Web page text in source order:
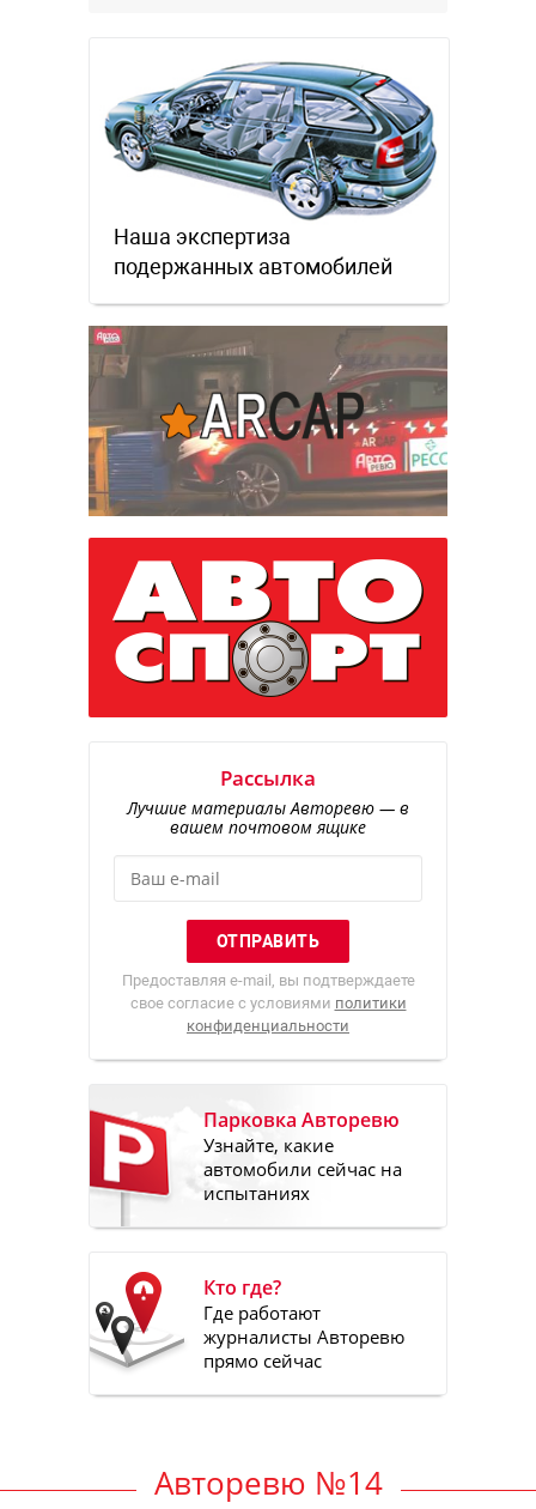
Наша экспертиза
подержанных автомобилей
Рассылка
Лучшие материалы Авторевю — в
вашем почтовом ящике
Предоставляя e-mail, вы подтверждаете
свое согласие с условиями политики
конфиденциальности
Парковка Авторевю
Узнайте, какие
автомобили сейчас на
испытаниях
Кто где?
Где работают
журналисты Авторевю
прямо сейчас
Авторевю №14